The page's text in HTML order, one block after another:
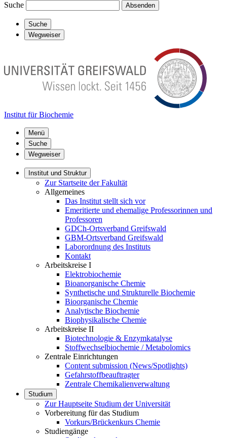
Suche Absenden
Suche
Wegweiser
Institut für Biochemie
Menü
Suche
Wegweiser
Institut und Struktur
Zur Startseite der Fakultät
Allgemeines
Das Institut stellt sich vor
Emeritierte und ehemalige Professorinnen und
Professoren
GDCh-Ortsverband Greifswald
GBM-Ortsverband Greifswald
Laborordnung des Instituts
Kontakt
Arbeitskreise I
Elektrobiochemie
Bioanorganische Chemie
Synthetische und Strukturelle Biochemie
Bioorganische Chemie
Analytische Biochemie
Biophysikalische Chemie
Arbeitskreise II
Biotechnologie & Enzymkatalyse
Stoffwechselbiochemie / Metabolomics
Zentrale Einrichtungen
Content submission (News/Spotlights)
Gefahrstoffbeauftragter
Zentrale Chemikalienverwaltung
Studium
Zur Hauptseite Studium der Universität
Vorbereitung für das Studium
Vorkurs/Brückenkurs Chemie
Studiengänge